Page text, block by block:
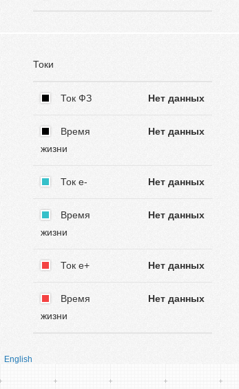
Токи
Нет данных
Ток ФЗ
Нет данных
Время
жизни
Нет данных
Ток е-
Нет данных
Время
жизни
Нет данных
Ток е+
Нет данных
Время
жизни
English